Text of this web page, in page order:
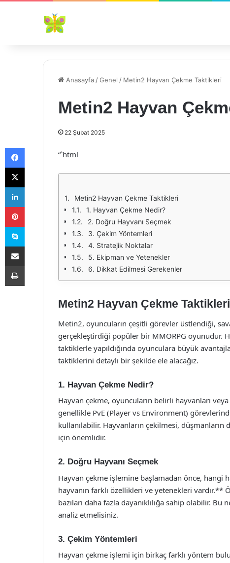
Anasayfa /Genel / Metin2 Hayvan Çekme Taktikleri
Metin2 Hayvan
22 Şubat 2025
“`html
Metin2 Hayvan Çekme Taktikleri
1. Hayvan Çekme Nedir?
2. Doğru Hayvanı Seçmek
3. Çekim Yöntemleri
4. Stratejik Noktalar
5. Ekipman ve Yetenekler
6. Dikkat Edilmesi Gerekenler
Metin2 Hayvan Çekme Taktikleri
Metin2, oyuncuların çeşitli görevler üstlendiği,
gerçekleştirdiği popüler bir MMORPG oyunudur.
taktiklerle yapıldığında oyunculara büyük
taktiklerini detaylı bir şekilde ele alacağız.
1. Hayvan Çekme Nedir?
Hayvan çekme, oyuncuların belirli hayvanları
genellikle PvE (Player vs Environment)
kullanılabilir. Hayvanların çekilmesi,
için önemlidir.
2. Doğru Hayvanı Seçmek
Hayvan çekme işlemine başlamadan önce, hangi
hayvanın farklı özellikleri ve yetenekleri vardır.**
bazıları daha fazla dayanıklılığa sahip olabilir.
analiz etmelisiniz.
3. Çekim Yöntemleri
Hayvan çekme işlemi için birkaç farklı yöntem
Facebook
X
LinkedIn
Pinterest
Skype
E-Posta ile paylaş